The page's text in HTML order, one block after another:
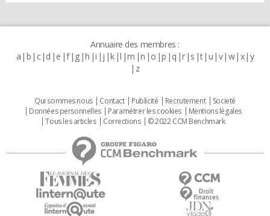
Annuaire des membres :
a b c d e f g h i j k l m n o p q r s t u v w x y
z
Qui sommes nous Contact Publicité Recrutement
Societé
Données personnelles
Paramétrer les cookies
Mentions légales
Tous les articles
Corrections © 2022 CCM Benchmark